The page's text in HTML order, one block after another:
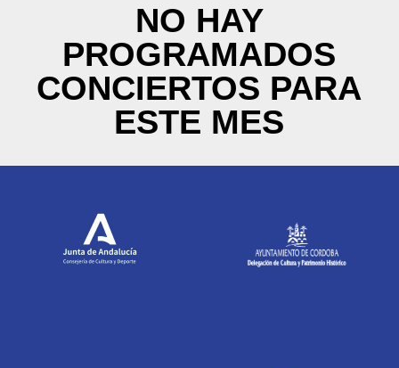
NO HAY
PROGRAMADOS
CONCIERTOS PARA
ESTE MES